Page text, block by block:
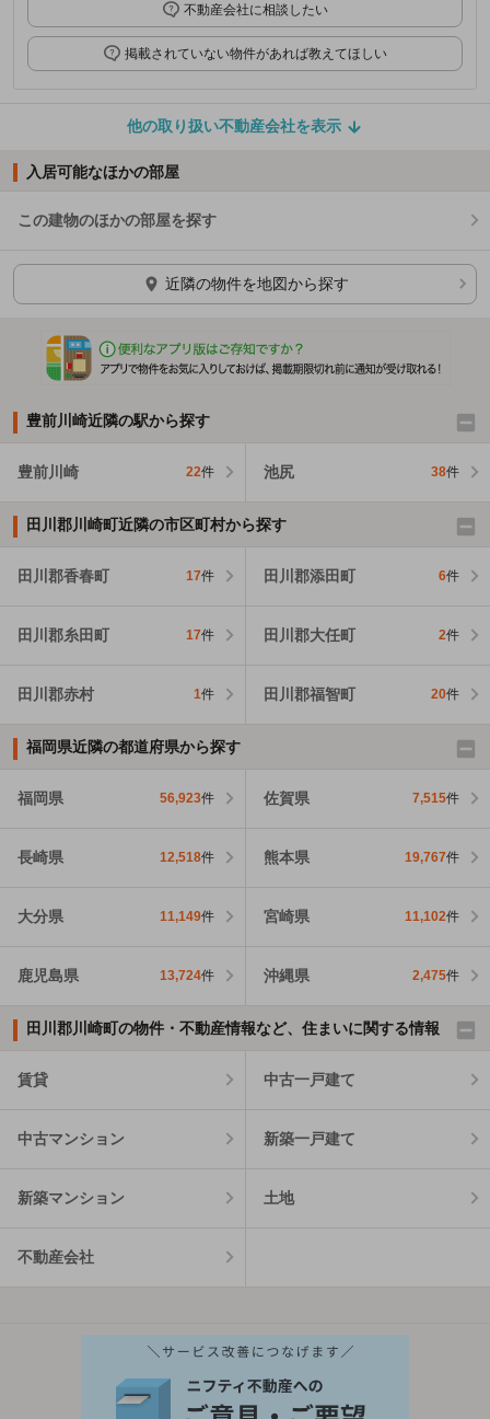
不動産会社に相談したい
掲載されていない物件があれば教えてほしい
他の取り扱い不動産会社を表示
入居可能なほかの部屋
この建物のほかの部屋を探す
ほかの部屋を検索中…
近隣の物件を地図から探す
豊前川崎近隣の駅から探す
豊前川崎 22件 池尻 38件
田川郡川崎町近隣の市区町村から探す
田川郡香春町 17件 田川郡添田町 6件
田川郡糸田町 17件 田川郡大任町 2件
田川郡赤村 1件 田川郡福智町 20件
福岡県近隣の都道府県から探す
福岡県 56,923件 佐賀県 7,515件
長崎県 12,518件 熊本県 19,767件
大分県 11,149件 宮崎県 11,102件
鹿児島県 13,724件 沖縄県 2,475件
田川郡川崎町の物件・不動産情報など、住まいに関する情報
賃貸 中古一戸建て
中古マンション 新築一戸建て
新築マンション 土地
不動産会社